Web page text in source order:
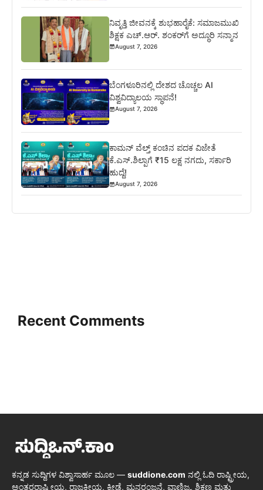
ನಿವೃತ್ತಿ ಜೀವನಕ್ಕೆ ಶುಭಹಾರೈಕೆ: ಸಮಾಜಮುಖಿ
ಶಿಕ್ಷಕ ಎಚ್.ಆರ್. ಶಂಕರ್‌ಗೆ ಅದ್ಧೂರಿ ಸನ್ಮಾನ
August 7, 2026
ಬೆಂಗಳೂರಿನಲ್ಲಿ ದೇಶದ ಚೊಚ್ಚಲ AI
ವಿಶ್ವವಿದ್ಯಾಲಯ ಸ್ಥಾಪನೆ!
August 7, 2026
ಕಾಮನ್ ವೆಲ್ತ್ ಕಂಚಿನ ಪದಕ ವಿಜೇತೆ
ಕೆ.ಎಸ್.ಶಿಲ್ಪಾಗೆ ₹15 ಲಕ್ಷ ನಗದು, ಸರ್ಕಾರಿ
ಹುದ್ದೆ!
August 7, 2026
Recent Comments
ಕನ್ನಡ ಸುದ್ದಿಗಳ ವಿಶ್ವಾಸಾರ್ಹ ಮೂಲ — suddione.com ನಲ್ಲಿ ಓದಿ ರಾಷ್ಟ್ರೀಯ,
ಅಂತರರಾಷ್ಟ್ರೀಯ, ರಾಜಕೀಯ, ಕ್ರೀಡೆ, ಮನರಂಜನೆ, ವಾಣಿಜ್ಯ, ಶಿಕ್ಷಣ ಮತ್ತು